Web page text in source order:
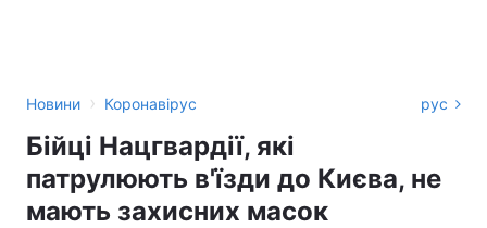
Новини › Коронавірус рус
Бійці Нацгвардії, які
патрулюють в'їзди до Києва, не
мають захисних масок